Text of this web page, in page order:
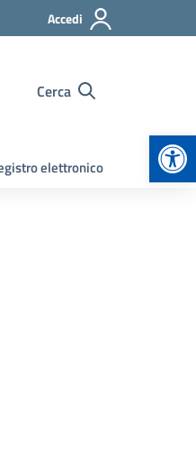
Accedi
Cerca
elettronico